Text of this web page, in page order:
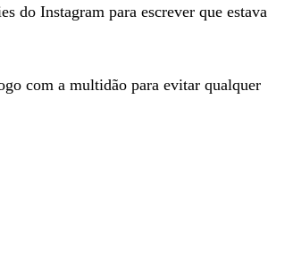
do Instagram para escrever que estava
com a multidão para evitar qualquer